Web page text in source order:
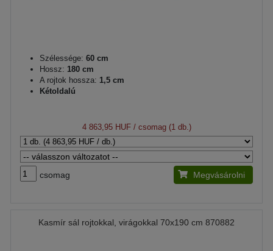
Szélessége: 60 cm
Hossz: 180 cm
A rojtok hossza: 1,5 cm
Kétoldalú
4 863,95 HUF/ csomag (1 db.)
csomag Megvásárolni
Kasmír sál rojtokkal, virágokkal 70x190 cm 870882